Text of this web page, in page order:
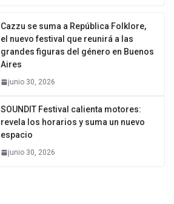
Cazzu se suma a República Folklore,
el nuevo festival que reunirá a las
grandes figuras del género en Buenos
Aires
junio 30, 2026
SOUNDIT Festival calienta motores:
revela los horarios y suma un nuevo
espacio
junio 30, 2026